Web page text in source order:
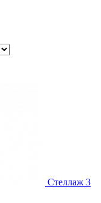
Стеллаж 3